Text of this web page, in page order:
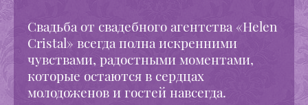
Свадьба от свадебного агентства «Helen
Cristal» всегда полна искренними
чувствами, радостными моментами,
которые остаются в сердцах
молодоженов и гостей навсегда.